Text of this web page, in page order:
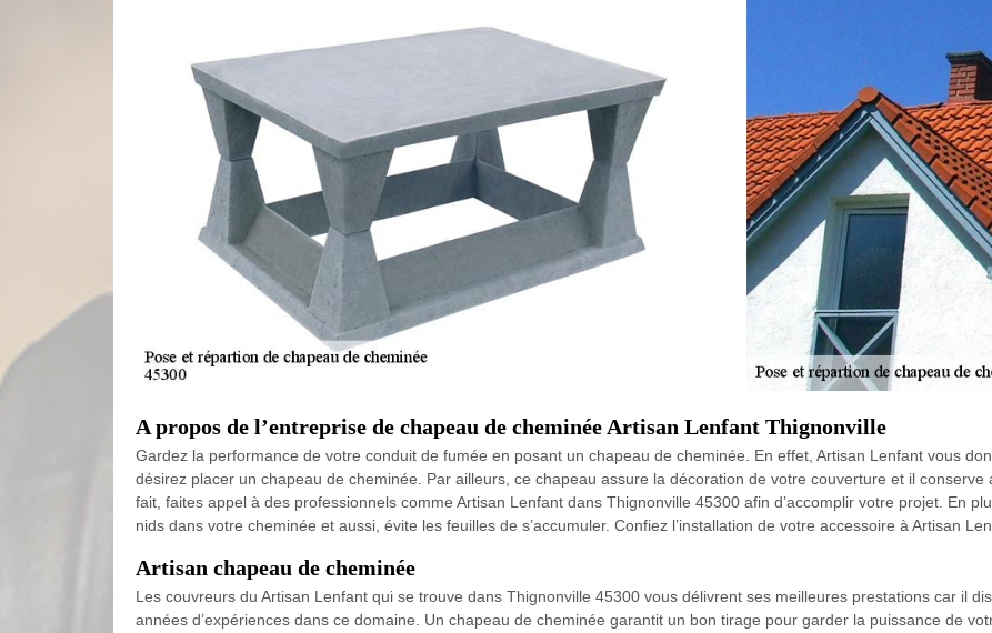
A propos de l’entreprise de chapeau de cheminée Artisan Lenfant Thignonville
Gardez la performance de votre conduit de fumée en posant un chapeau de cheminée. En effet, Artisan Lenfant vous
désirez placer un chapeau de cheminée. Par ailleurs, ce chapeau assure la décoration de votre couverture et il
fait, faites appel à des professionnels comme Artisan Lenfant dans Thignonville 45300 afin d’accomplir votre projet. En
nids dans votre cheminée et aussi, évite les feuilles de s’accumuler. Confiez l’installation de votre accessoire à Artisan
Artisan chapeau de cheminée
Les couvreurs du Artisan Lenfant qui se trouve dans Thignonville 45300 vous délivrent ses meilleures prestations car il
années d’expériences dans ce domaine. Un chapeau de cheminée garantit un bon tirage pour garder la puissance de